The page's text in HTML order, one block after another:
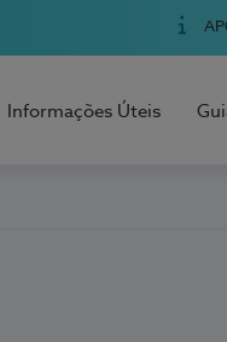
Informações Úteis